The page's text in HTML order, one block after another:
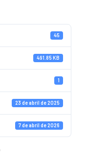
45
491.85 KB
1
23 de abril de 2025
7 de abril de 2026